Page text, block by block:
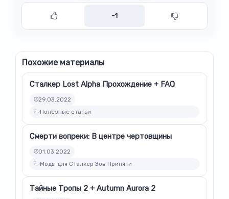
-1
Похожие материалы
Сталкер Lost Alpha Прохождение + FAQ
29.03.2022
Полезные статьи
Смерти вопреки: В центре чертовщины
01.03.2022
Моды для Сталкер Зов Припяти
Тайные Тропы 2 + Autumn Aurora 2